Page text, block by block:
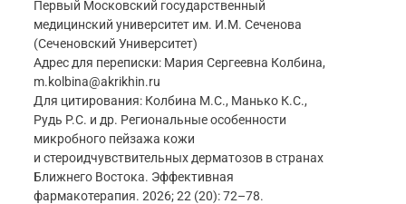
Первый Московский государственный
медицинский университет им. И.М. Сеченова
(Сеченовский Университет)
Адрес для переписки: Мария Сергеевна Колбина,
m.kolbina@akrikhin.ru
Для цитирования: Колбина М.С., Манько К.С.,
Рудь Р.С. и др. Региональные особенности
микробного пейзажа кожи
и стероидчувствительных дерматозов в странах
Ближнего Востока. Эффективная
фармакотерапия. 2026; 22 (20): 72–78.